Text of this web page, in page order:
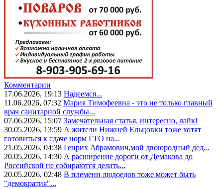
Комментарии
17.06.2026, 19:13 Надеемся...
11.06.2026, 07:32 Мария Тимофеевна - это не только главный
врач санитарной службы...
07.06.2026, 15:07 Замечательная статья, интересно, лайк!
30.05.2026, 13:59 А жители Нижней Ельцовки тоже хотят
готовиться к сдаче норм ГТО на...
21.05.2026, 04:38 Генрих Абрамович,мой двоюродный дед...
20.05.2026, 14:30 А расширение дороги от Демакова до
Российской не собираются делать...
20.05.2026, 02:48 В племени людоедов тоже может быть
"демократия"...